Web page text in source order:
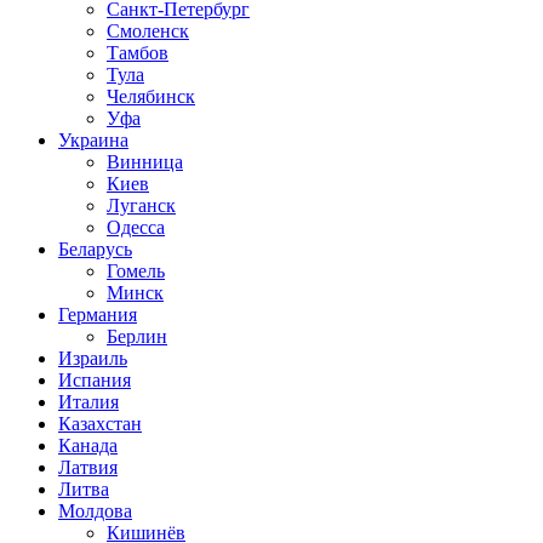
Санкт-Петербург
Смоленск
Тамбов
Тула
Челябинск
Уфа
Украина
Винница
Киев
Луганск
Одесса
Беларусь
Гомель
Минск
Германия
Берлин
Израиль
Испания
Италия
Казахстан
Канада
Латвия
Литва
Молдова
Кишинёв